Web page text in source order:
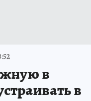
в
в